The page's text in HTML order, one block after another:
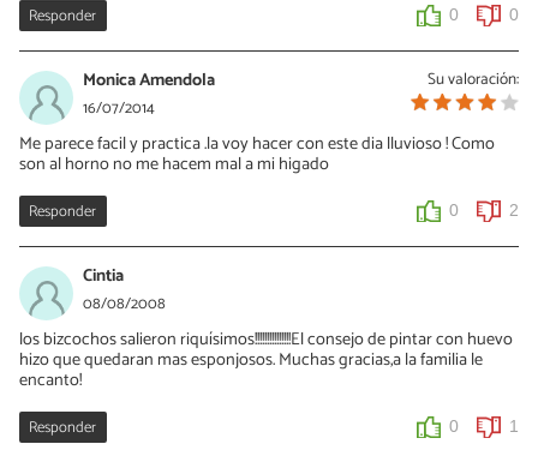
Responder 0 0
Su valoración:
Monica Amendola
16/07/2014
Me parece facil y practica .la voy hacer con este dia lluvioso ! Como
son al horno no me hacem mal a mi higado
Responder 0 2
Cintia
08/08/2008
los bizcochos salieron riquísimos!!!!!!!!!!!!!!!El consejo de pintar con huevo
hizo que quedaran mas esponjosos. Muchas gracias,a la familia le
encanto!
Responder 0 1